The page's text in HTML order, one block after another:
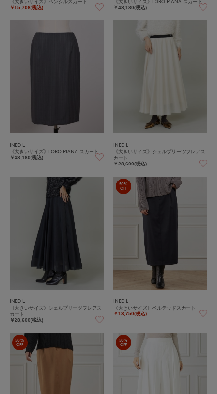
￥15,708(税込) ￥48,180(税込)
INED L
《大きいサイズ》LORO PIANA スカート
￥48,180(税込)
INED L
《大きいサイズ》シェルプリーツフレアス
カート
￥28,600(税込)
INED L
《大きいサイズ》シェルプリーツフレアス
カート
￥28,600(税込)
50%
OFF
INED L
《大きいサイズ》ベルテッドスカート
￥13,750(税込)
50%
OFF
50%
OFF